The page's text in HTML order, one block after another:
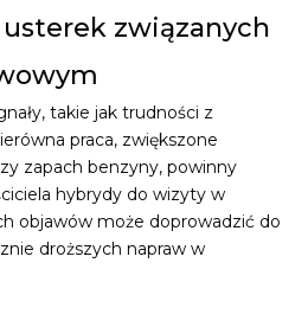
związanych
praca, zwiększone
zapach benzyny, powinny
hybrydy do wizyty w
objawów może doprowadzić do
droższych napraw w